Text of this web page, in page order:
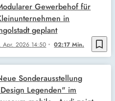
bookmark_border
Apr. 2026 14:50 02:17 Min.
Gewerbehof für
in
geplant
Sonderausstellung
Legenden" im